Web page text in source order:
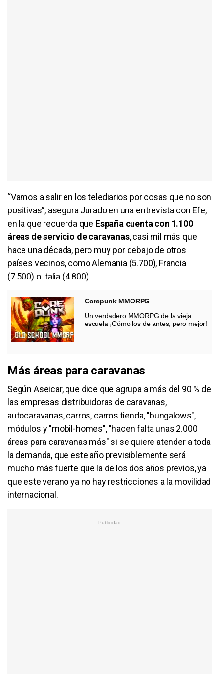
“Vamos a salir en los telediarios por cosas que no son
positivas”, asegura Jurado en una entrevista con Efe,
en la que recuerda que España cuenta con 1.100
áreas de servicio de caravanas, casi mil más que
hace una década, pero muy por debajo de otros
países vecinos, como Alemania (5.700), Francia
(7.500) o Italia (4.800).
Corepunk MMORPG
Un verdadero MMORPG de la vieja
escuela ¡Cómo los de antes, pero mejor!
Más áreas para caravanas
Según Aseicar, que dice que agrupa a más del 90 % de
las empresas distribuidoras de caravanas,
autocaravanas, carros, carros tienda, "bungalows",
módulos y "mobil-homes", "hacen falta unas 2.000
áreas para caravanas más" si se quiere atender a toda
la demanda, que este año previsiblemente será
mucho más fuerte que la de los dos años previos, ya
que este verano ya no hay restricciones a la movilidad
internacional.